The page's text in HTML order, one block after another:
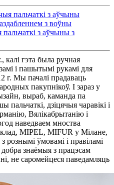
пальчаткі з аўчыны
з воўны
з аўчыны з
калі гэта была ручная
і пашытымі рукамі для
г. Мы пачалі прадаваць
пакупнікоў. І зараз у
выраб, каманда па
пальчаткі, дзіцячыя чаравікі і
Вялікабрытанію і
наведваем мноства
MIPEL, MIFUR у Мілане,
ўмовамі і правіламі
знаёмыя з працэсам
не саромейцеся паведамляць